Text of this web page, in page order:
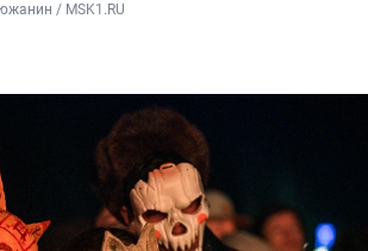
/ MSK1.RU